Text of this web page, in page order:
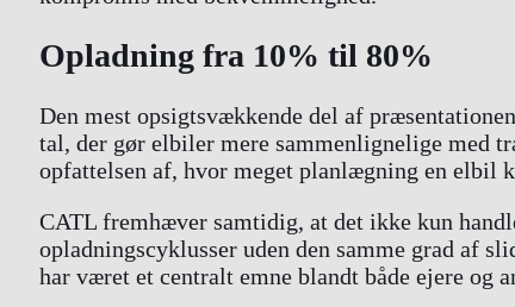
Opladning fra 10% til 80%
Den mest opsigtsvækkende del af
tal, der gør elbiler mere sammenlignelige med
opfattelsen af, hvor meget planlægning en elbil
CATL fremhæver samtidig, at det ikke kun
opladningscyklusser uden den samme grad af
har været et centralt emne blandt både ejere og